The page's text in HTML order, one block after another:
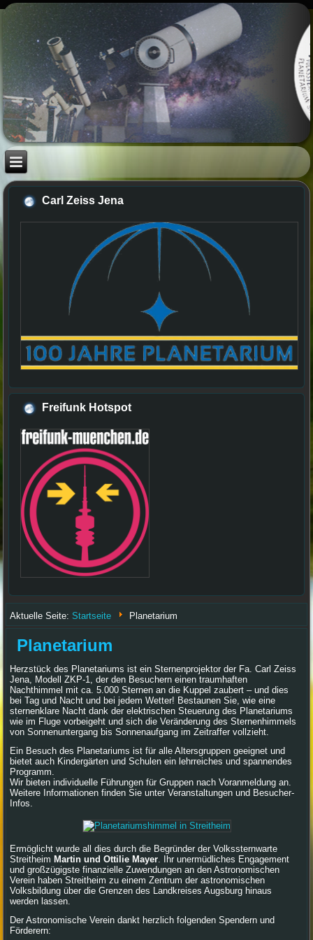
Carl Zeiss Jena
Freifunk Hotspot
Aktuelle Seite:Startseite Planetarium
Planetarium
Herzstück des Planetariums ist ein Sternenprojektor der Fa. Carl Zeiss
Jena, Modell ZKP-1, der den Besuchern einen traumhaften
Nachthimmel mit ca. 5.000 Sternen an die Kuppel zaubert – und dies
bei Tag und Nacht und bei jedem Wetter! Bestaunen Sie, wie eine
sternenklare Nacht dank der elektrischen Steuerung des Planetariums
wie im Fluge vorbeigeht und sich die Veränderung des Sternenhimmels
von Sonnenuntergang bis Sonnenaufgang im Zeitraffer vollzieht.
Ein Besuch des Planetariums ist für alle Altersgruppen geeignet und
bietet auch Kindergärten und Schulen ein lehrreiches und spannendes
Programm.
Wir bieten individuelle Führungen für Gruppen nach Voranmeldung an.
Weitere Informationen finden Sie unter Veranstaltungen und Besucher-
Infos.
Ermöglicht wurde all dies durch die Begründer der Volkssternwarte
Streitheim Martin und Ottilie Mayer. Ihr unermüdliches Engagement
und großzügigste finanzielle Zuwendungen an den Astronomischen
Verein haben Streitheim zu einem Zentrum der astronomischen
Volksbildung über die Grenzen des Landkreises Augsburg hinaus
werden lassen.
Der Astronomische Verein dankt herzlich folgenden Spendern und
Förderern: